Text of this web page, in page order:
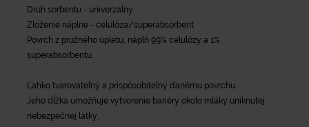
Druh sorbentu - univerzálny
Zloženie náplne - celulóza/superabsorbent
Povrch z pružného úpletu, náplň 99% celulózy a 1%
superabsorbentu.
Ľahko tvarovateľný a prispôsobiteľný danému povrchu.
Jeho dĺžka umožňuje vytvorenie bariéry okolo mláky uniknutej
nebezpečnej látky.